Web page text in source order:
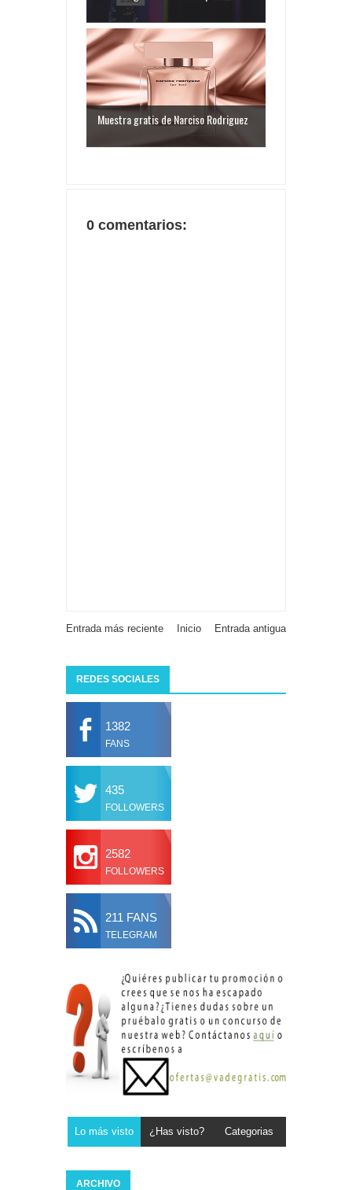
Muestra gratis de Narciso Rodriguez
0 comentarios:
Entrada más reciente Entrada antigua
Inicio
REDES SOCIALES
1382
FANS
435
FOLLOWERS
2582
FOLLOWERS
211 FANS
TELEGRAM
Lo más visto ¿Has visto? Categorias
ARCHIVO